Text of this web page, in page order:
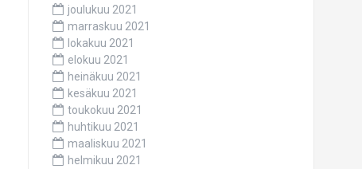
joulukuu 2021
marraskuu 2021
lokakuu 2021
elokuu 2021
heinäkuu 2021
kesäkuu 2021
toukokuu 2021
huhtikuu 2021
maaliskuu 2021
helmikuu 2021